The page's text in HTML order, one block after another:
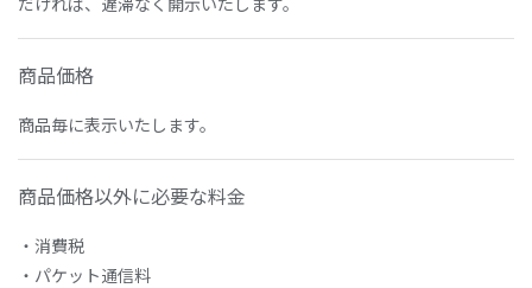
商品価格
商品毎に表示いたします。
商品価格以外に必要な料金
・消費税
・パケット通信料